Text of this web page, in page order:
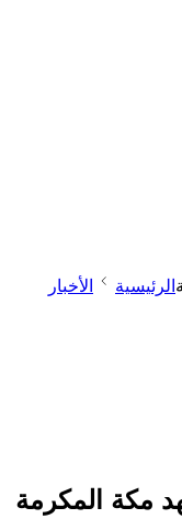
الرئيسية الأخبار
مكة المكرمة